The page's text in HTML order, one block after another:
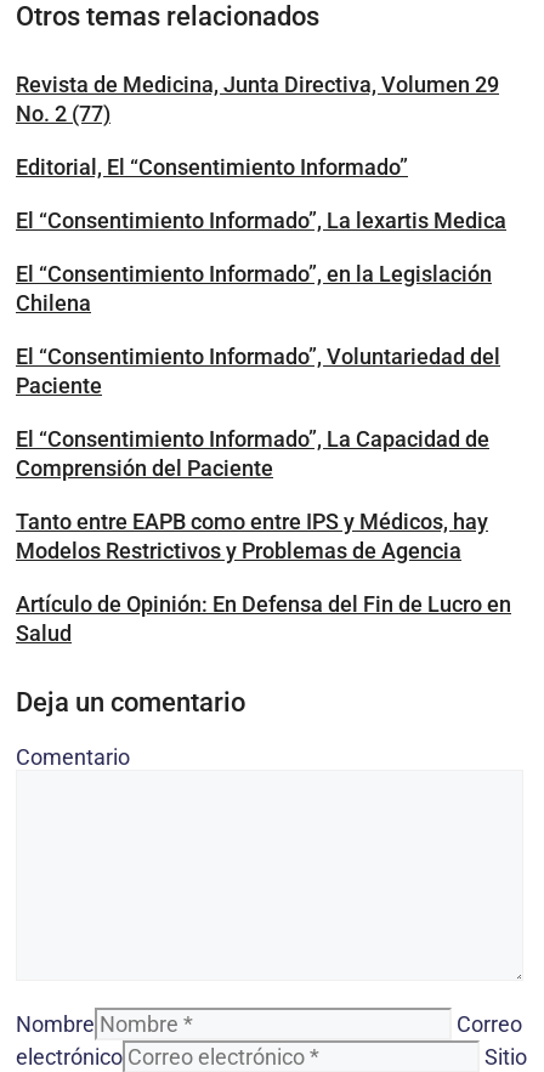
Otros temas relacionados
Revista de Medicina, Junta Directiva, Volumen 29
No. 2 (77)
Editorial, El “Consentimiento Informado”
El “Consentimiento Informado”, La lexartis Medica
El “Consentimiento Informado”, en la Legislación
Chilena
El “Consentimiento Informado”, Voluntariedad del
Paciente
El “Consentimiento Informado”, La Capacidad de
Comprensión del Paciente
Tanto entre EAPB como entre IPS y Médicos, hay
Modelos Restrictivos y Problemas de Agencia
Artículo de Opinión: En Defensa del Fin de Lucro en
Salud
Deja un comentario
Comentario
Nombre
Correo
electrónico
Sitio